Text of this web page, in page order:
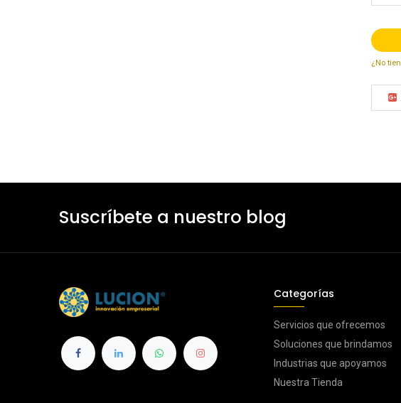
¿No
Suscríbete a nuestro blog
Categorías
Servicios que ofrecemos
Soluciones que brindamos
Industrias que apoyamos
Nuestra Tienda